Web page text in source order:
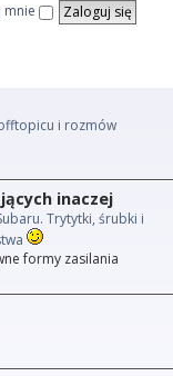
mnie
i rozmów
inaczej
Trytytki, śrubki i
formy zasilania